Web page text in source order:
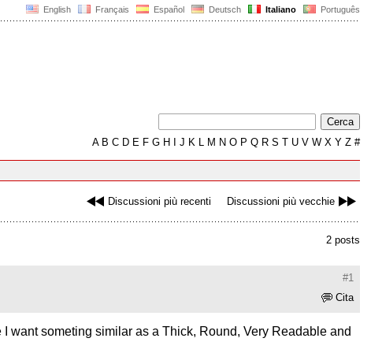
English Français Español Deutsch Italiano Português
AB C D E F G H J K L M N O P Q R S T U V W X Y Z #
Discussioni più recenti Discussioni più vecchie
2 posts
#1
Cita
want someting similar as a Thick, Round, Very Readable and